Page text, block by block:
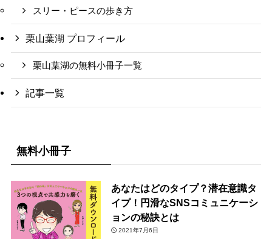
スリー・ピースの歩き方
栗山葉湖 プロフィール
栗山葉湖の無料小冊子一覧
記事一覧
無料小冊子
あなたはどのタイプ？潜在意識タ
イプ！円滑なSNSコミュニケーシ
ョンの秘訣とは
2021年7月6日